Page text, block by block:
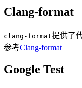
Clang-format
clang-format提供了
参考Clang-format
Google Test